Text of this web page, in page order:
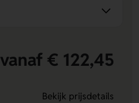
vanaf € 122,45
Bekijk prijsdetails